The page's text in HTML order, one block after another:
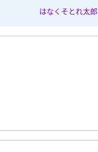
はなくそとれ太郎